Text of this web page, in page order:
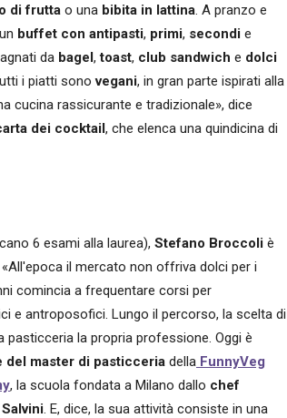
di frutta o una bibita in lattina. A pranzo e
buffet con antipasti, primi, secondi e
da bagel, toast, club sandwich e dolci
i piatti sonovegani, in gran parte ispirati alla
cucina rassicurante e tradizionale», dice
dei cocktail, che elenca una quindicina di
6 esami alla laurea), Stefano Broccoli è
il mercato non offriva dolci per i
comincia a frequentare corsi per
e antroposofici. Lungo il percorso, la scelta di
pasticceria la propria professione. Oggi è
del master di pasticceria della FunnyVeg
, la scuola fondata a Milano dallo chef
. E, dice, la sua attività consiste in una